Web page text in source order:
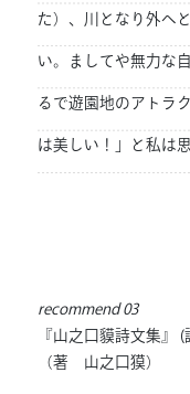
た）、川となり外へ
い。ましてや無力な
るで遊園地のアトラ
は美しい！」と私は
recommend 03
『山之口貘詩文集』
（著 山之口獏）